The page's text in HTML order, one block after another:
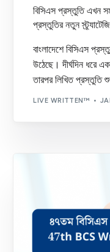
বিসিএস প্রস্তুতি এখন
প্রস্তুতির নতুন
বাংলাদেশে বিসিএস
উঠেছে। দীর্ঘদিন ধরে
তারপর লিখিত
LIVE WRITTEN™